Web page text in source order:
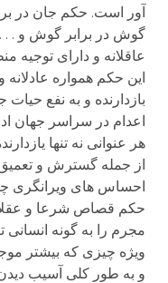
آور است. حکم جان در
گوش در برابر گوش و . .
عاقلانه و دارای توجیه
این حکم همواره
بازدارنده و به نفع
اعدام در سراسر جهان
هر عنوانی نه تنها
از جمله گسترش و
احساس های ویرانگری
حکم قصاص شرعا و عقلا
مجرم را به گونه انسانی
ویژه چیزی که بیشتر
و به طور کلی آسیب